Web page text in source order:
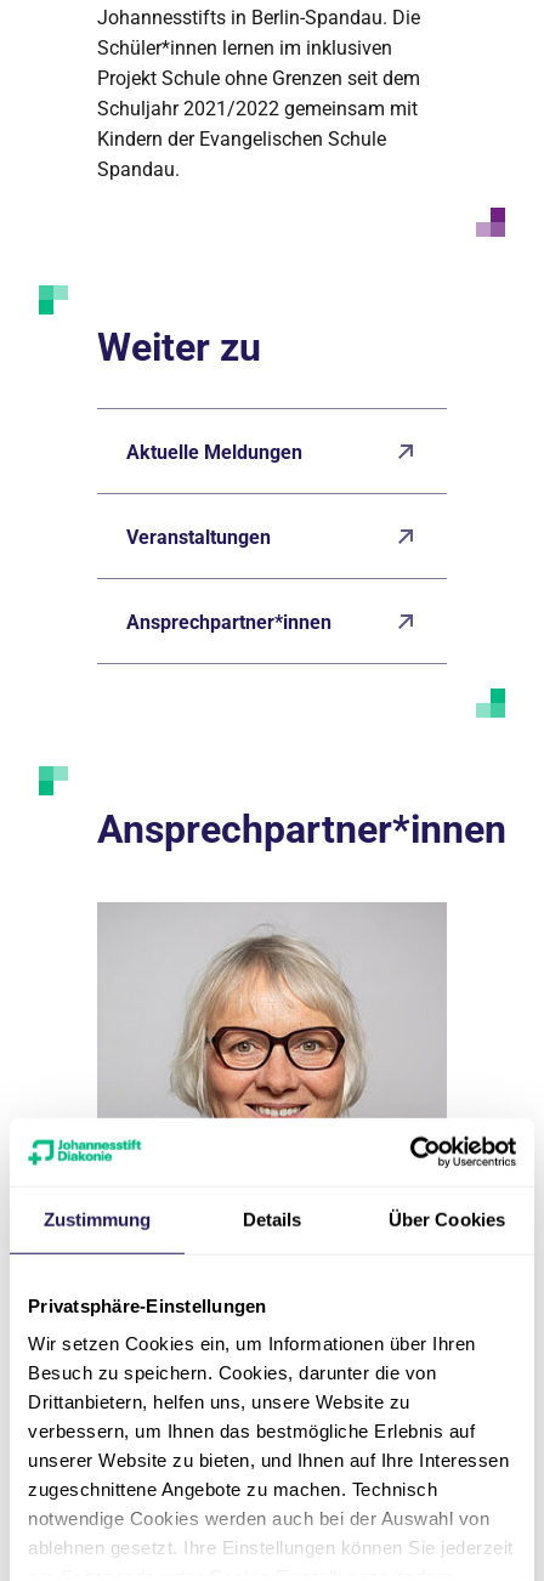
Zustimmung Details Über Cookies
Privatsphäre-Einstellungen
Wir setzen Cookies ein, um Informationen über Ihren
Besuch zu speichern. Cookies, darunter die von
Drittanbietern, helfen uns, unsere Website zu
verbessern, um Ihnen das bestmögliche Erlebnis auf
unserer Website zu bieten, und Ihnen auf Ihre Interessen
zugeschnittene Angebote zu machen. Technisch
notwendige Cookies werden auch bei der Auswahl von
ablehnen gesetzt. Ihre Einstellungen können Sie jederzeit
Johannesstifts in Berlin-Spandau. Die
Schüler*innen lernen im inklusiven
Projekt Schule ohne Grenzen seit dem
Schuljahr 2021/2022 gemeinsam mit
Kindern der Evangelischen Schule
Spandau.
Weiter zu
Aktuelle Meldungen
Veranstaltungen
Ansprechpartner*innen
Ansprechpartner*innen
Schulleitung
Ulrike Müller
August Hermann Francke Schule